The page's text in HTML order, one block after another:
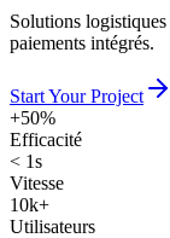
Solutions
paiements intégrés.
Start Your Project
+50%
Efficacité
< 1s
Vitesse
10k+
Utilisateurs